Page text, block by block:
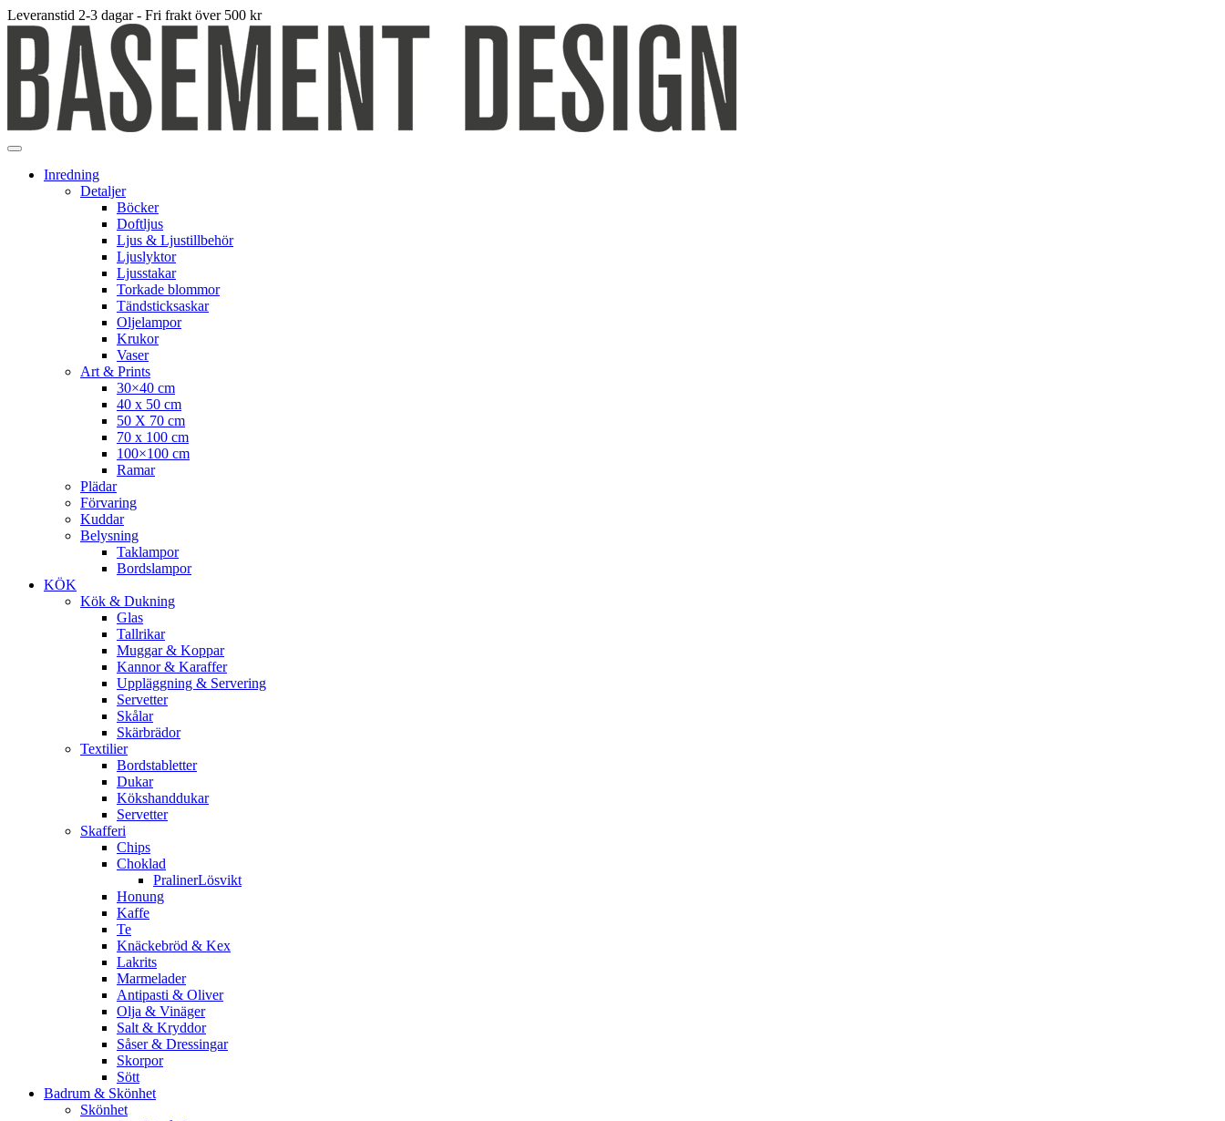
Leveranstid 2-3 dagar - Fri frakt över 500 kr
Inredning
Detaljer
Böcker
Doftljus
Ljus & Ljustillbehör
Ljuslyktor
Ljusstakar
Torkade blommor
Tändsticksaskar
Oljelampor
Krukor
Vaser
Art & Prints
30×40 cm
40 x 50 cm
50 X 70 cm
70 x 100 cm
100×100 cm
Ramar
Plädar
Förvaring
Kuddar
Belysning
Taklampor
Bordslampor
KÖK
Kök & Dukning
Glas
Tallrikar
Muggar & Koppar
Kannor & Karaffer
Uppläggning & Servering
Servetter
Skålar
Skärbrädor
Textilier
Bordstabletter
Dukar
Kökshanddukar
Servetter
Skafferi
Chips
Choklad
PralinerLösvikt
Honung
Kaffe
Te
Knäckebröd & Kex
Lakrits
Marmelader
Antipasti & Oliver
Olja & Vinäger
Salt & Kryddor
Såser & Dressingar
Skorpor
Sött
Badrum & Skönhet
Skönhet